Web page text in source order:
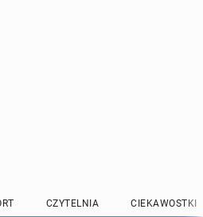
CZYTELNIA CIEKAWOSTKI